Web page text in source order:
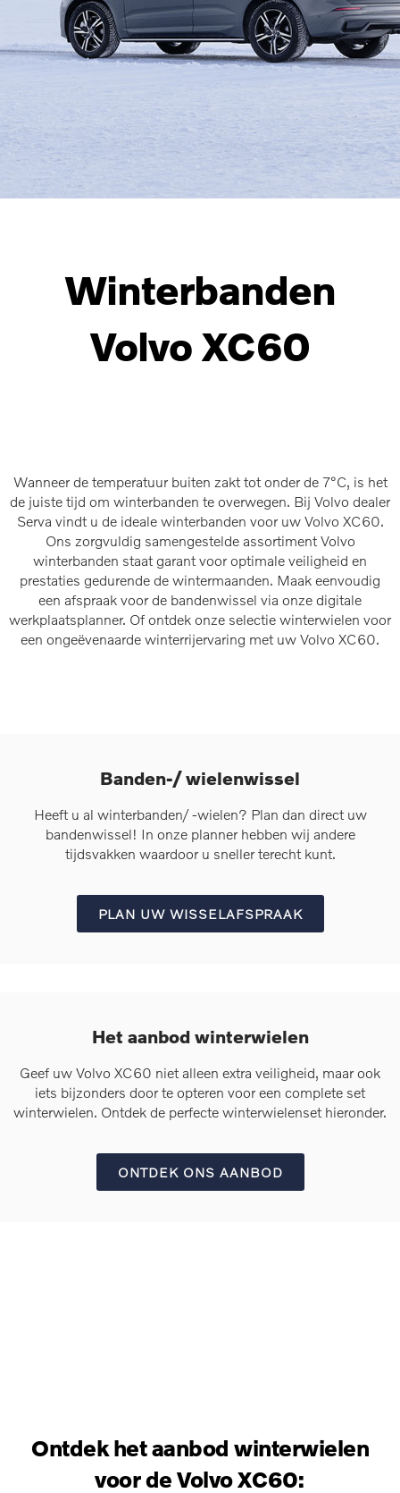
Winterbanden
Volvo XC60
Wanneer de temperatuur buiten zakt tot onder de 7°C, is het
de juiste tijd om winterbanden te overwegen. Bij Volvo dealer
Serva vindt u de ideale winterbanden voor uw Volvo XC60.
Ons zorgvuldig samengestelde assortiment Volvo
winterbanden staat garant voor optimale veiligheid en
prestaties gedurende de wintermaanden. Maak eenvoudig
een afspraak voor de bandenwissel via onze digitale
werkplaatsplanner. Of ontdek onze selectie winterwielen voor
een ongeëvenaarde winterrijervaring met uw Volvo XC60.
Banden-/ wielenwissel
Heeft u al winterbanden/ -wielen? Plan dan direct uw
bandenwissel! In onze planner hebben wij andere
tijdsvakken waardoor u sneller terecht kunt.
PLAN UW WISSELAFSPRAAK
Het aanbod winterwielen
Geef uw Volvo XC60 niet alleen extra veiligheid, maar ook
iets bijzonders door te opteren voor een complete set
winterwielen. Ontdek de perfecte winterwielenset hieronder.
ONTDEK ONS AANBOD
Ontdek het aanbod winterwielen
voor de Volvo XC60: